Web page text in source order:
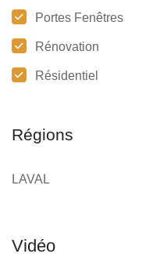
Portes Fenêtres
Rénovation
Résidentiel
Régions
LAVAL